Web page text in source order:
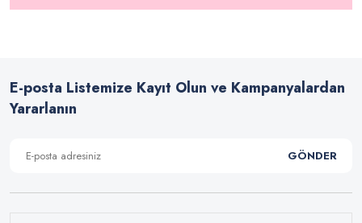
E-posta Listemize Kayıt Olun ve Kampanyalardan
Yararlanın
GÖNDER